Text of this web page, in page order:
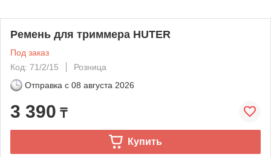
Ремень для триммера HUTER
Под заказ
Код: 71/2/15
Розница
Отправка с 08 августа 2026
3 390 ₸
Купить